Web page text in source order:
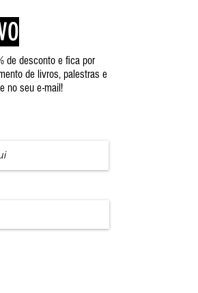
de desconto e fica por
de livros, palestras e
no seu e-mail!